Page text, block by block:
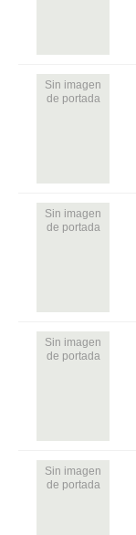
Sin imagen
de portada
Sin imagen
de portada
Sin imagen
de portada
Sin imagen
de portada